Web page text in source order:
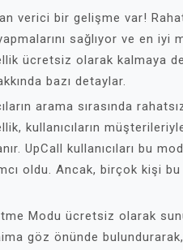
verici bir gelişme var!
sağlıyor ve en
ücretsiz olarak kalmaya
bazı detaylar.
arama sırasında
kullanıcıların
UpCall kullanıcıları bu
oldu. Ancak, birçok kişi
Modu ücretsiz olarak
göz önünde